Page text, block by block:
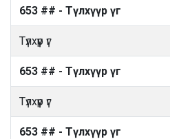
653 ## - Түлхүүр үг
Түлхүүр үг
653 ## - Түлхүүр үг
Түлхүүр үг
653 ## - Түлхүүр үг